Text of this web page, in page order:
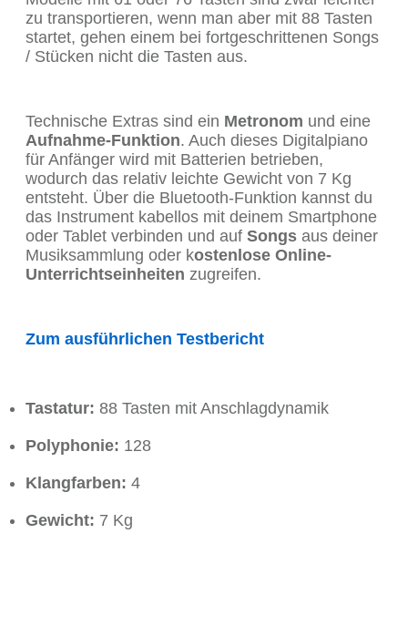
zu transportieren, wenn man aber mit 88 Tasten
startet, gehen einem bei fortgeschrittenen Songs
/ Stücken nicht die Tasten aus.
Technische Extras sind ein Metronom und eine
Aufnahme-Funktion. Auch dieses Digitalpiano
für Anfänger wird mit Batterien betrieben,
wodurch das relativ leichte Gewicht von 7 Kg
entsteht. Über die Bluetooth-Funktion kannst du
das Instrument kabellos mit deinem Smartphone
oder Tablet verbinden und auf Songs aus deiner
Musiksammlung oder kostenlose Online-
Unterrichtseinheiten zugreifen.
Zum ausführlichen Testbericht
Tastatur: 88 Tasten mit Anschlagdynamik
Polyphonie: 128
Klangfarben: 4
Gewicht: 7 Kg